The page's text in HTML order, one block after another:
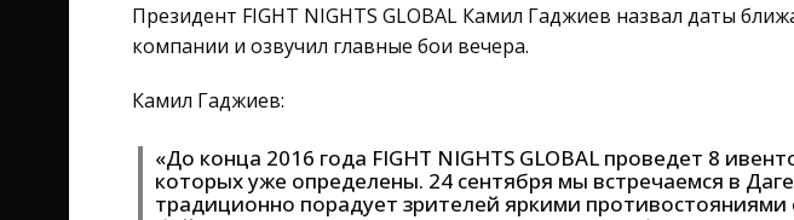
Президент FIGHT NIGHTS GLOBAL Камил Гаджиев назвал даты
компании и озвучил главные бои вечера.
Камил Гаджиев:
«До конца 2016 года FIGHT NIGHTS GLOBAL проведет 8
которых уже определены. 24 сентября мы встречаемся в
традиционно порадует зрителей яркими противостояниями